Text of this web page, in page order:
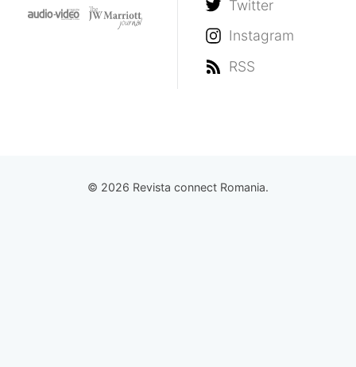
Twitter
Instagram
RSS
© 2026 Revista connect Romania.